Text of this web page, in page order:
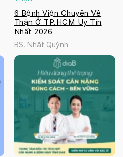
6 Bệnh Viện Chuyên Về
Thận Ở TP.HCM Uy Tín
Nhất 2026
BS. Nhật Quỳnh